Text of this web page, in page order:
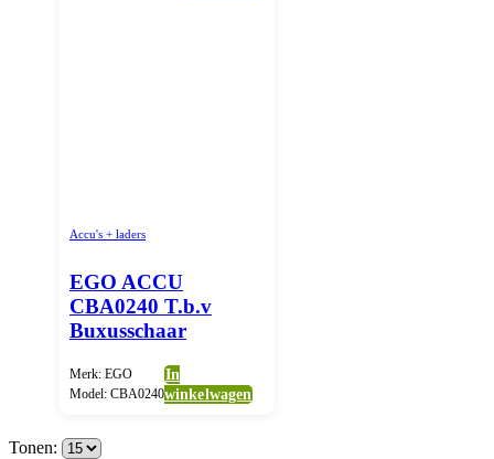
Accu's + laders
EGO ACCU
CBA0240 T.b.v
Buxusschaar
Merk: EGO
Model: CBA0240
In
winkelwagen
Tonen: